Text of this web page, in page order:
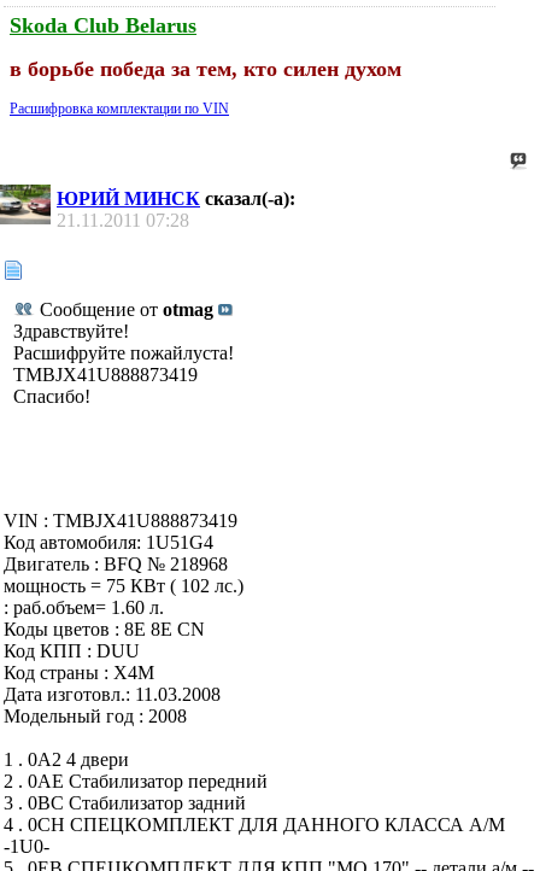
Skoda Club Belarus
в борьбе победа за тем, кто силен духом
Расшифровка комплектации по VIN
ЮРИЙ МИНСК сказал(-а):
21.11.2011 07:28
Сообщение от otmag
Здравствуйте!
Расшифруйте пожайлуста!
TMBJX41U888873419
Спасибо!
VIN : TMBJX41U888873419
Код автомобиля: 1U51G4
Двигатель : BFQ № 218968
мощность = 75 КВт ( 102 лс.)
: раб.объем= 1.60 л.
Коды цветов : 8E 8E CN
Код КПП : DUU
Код страны : X4M
Дата изготовл.: 11.03.2008
Модельный год : 2008
1 . 0A2 4 двери
2 . 0AE Стабилизатор передний
3 . 0BC Стабилизатор задний
4 . 0CH СПЕЦКОМПЛЕКТ ДЛЯ ДАННОГО КЛАССА А/М
-1U0-